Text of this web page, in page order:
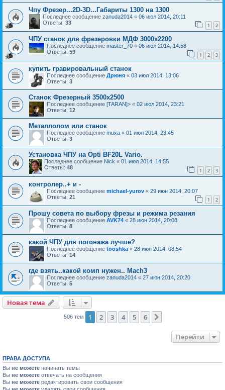
Чпу Фрезер...2D-3D...Габариты 1300 на 1300
Последнее сообщение zanuda2014 « 06 июл 2014, 20:11
Ответы: 33 1 2
ЧПУ станок для фрезеровки МДФ 3000x2200
Последнее сообщение master_70 « 06 июл 2014, 14:58
Ответы: 59 1 2 3
купить гравировальный станок
Последнее сообщение Дрюня « 03 июл 2014, 13:06
Ответы: 3
Станок Фрезерный 3500х2500
Последнее сообщение [TARAN]> « 02 июл 2014, 23:21
Ответы: 12
Металлолом или станок
Последнее сообщение muxa « 01 июл 2014, 23:45
Ответы: 3
Установка ЧПУ на Opti BF20L Vario.
Последнее сообщение Nick « 01 июл 2014, 14:55
Ответы: 48 1 2 3
контролер..+ и -
Последнее сообщение michael-yurov « 29 июн 2014, 20:07
Ответы: 21 1 2
Прошу совета по выбору фрезы и режима резания
Последнее сообщение AVK74 « 28 июн 2014, 20:08
Ответы: 8
какой ЧПУ для погонажа лучше?
Последнее сообщение tooshka « 28 июн 2014, 08:54
Ответы: 14
где взять..какой комп нужен.. Mach3
Последнее сообщение zanuda2014 « 27 июн 2014, 20:20
Ответы: 5
Новая тема
506 тем 1 2 3 4 5 6
Перейти
ПРАВА ДОСТУПА
Вы не можете начинать темы
Вы не можете отвечать на сообщения
Вы не можете редактировать свои сообщения